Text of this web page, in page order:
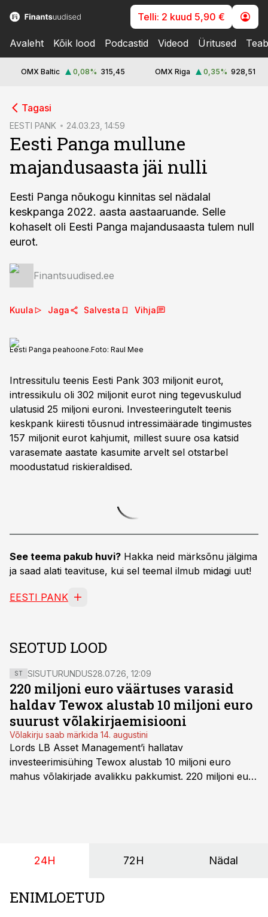
Telli: 2 kuud 5,90 €
Avaleht Kõik lood Podcastid Videod Üritused
OMX Baltic 0,08% 315,45 OMX Riga 0,35% 928,51
Tagasi
EESTI PANK 24.03.23, 14:59
Eesti Panga mullune
majandusaasta jäi nulli
Eesti Panga nõukogu kinnitas sel nädalal
keskpanga 2022. aasta aastaaruande. Selle
kohaselt oli Eesti Panga majandusaasta tulem null
eurot.
Finantsuudised.ee
Kuula Jaga Salvesta Vihja
Eesti Panga peahoone.Foto: Raul Mee
Intressitulu teenis Eesti Pank 303 miljonit eurot,
intressikulu oli 302 miljonit eurot ning tegevuskulud
ulatusid 25 miljoni euroni. Investeeringutelt teenis
keskpank kiiresti tõusnud intressimäärade tingimustes
157 miljonit eurot kahjumit, millest suure osa katsid
varasemate aastate kasumite arvelt sel otstarbel
moodustatud riskieraldised.
See teema pakub huvi? Hakka neid märksõnu jälgima
ja saad alati teavituse, kui sel teemal ilmub midagi uut!
EESTI PANK
SEOTUD LOOD
ST SISUTURUNDUS28.07.26, 12:09
220 miljoni euro väärtuses varasid
haldav Tewox alustab 10 miljoni euro
suurust võlakirjaemisiooni
Võlakirju saab märkida 14. augustini
Lords LB Asset Management’i hallatav
investeerimisühing Tewox alustab 10 miljoni euro
mahus võlakirjade avalikku pakkumist. 220 miljoni euro
24H 72H Nädal
ENIMLOETUD